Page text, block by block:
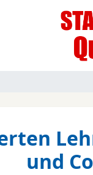
und